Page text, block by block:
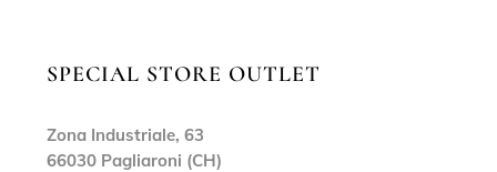
SPECIAL STORE OUTLET
Zona Industriale, 63
66030 Pagliaroni (CH)